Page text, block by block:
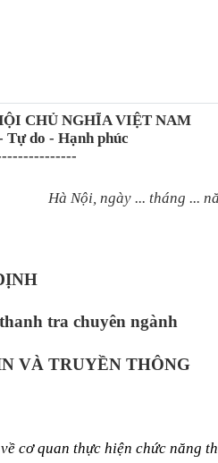
CHỦ NGHĨA VIỆT NAM
Tự do - Hạnh phúc
Hà Nội, ngày ... tháng ...
tra chuyên ngành
VÀ TRUYỀN THÔNG
cơ quan thực hiện chức năng